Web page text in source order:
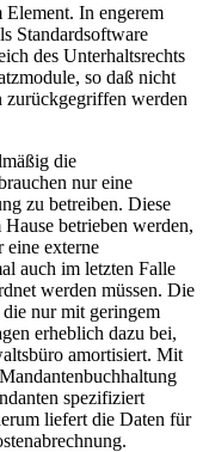
In engerem
Standardsoftware
des Unterhaltsrechts
so daß nicht
zurückgegriffen werden
die
nur eine
zu betreiben. Diese
betrieben werden,
eine externe
auch im letzten Falle
werden müssen. Die
nur mit geringem
erheblich dazu bei,
amortisiert. Mit
spezifiziert
liefert die Daten für